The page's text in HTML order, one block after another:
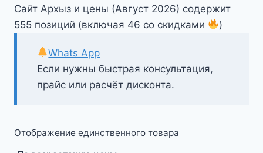
Сайт Архыз и цены (Август 2026) содержит
555 позиций (включая 46 со скидками
)
Если нужны быстрая консультация,
прайс или расчёт дисконта.
Whats App
Отображение единственного товара